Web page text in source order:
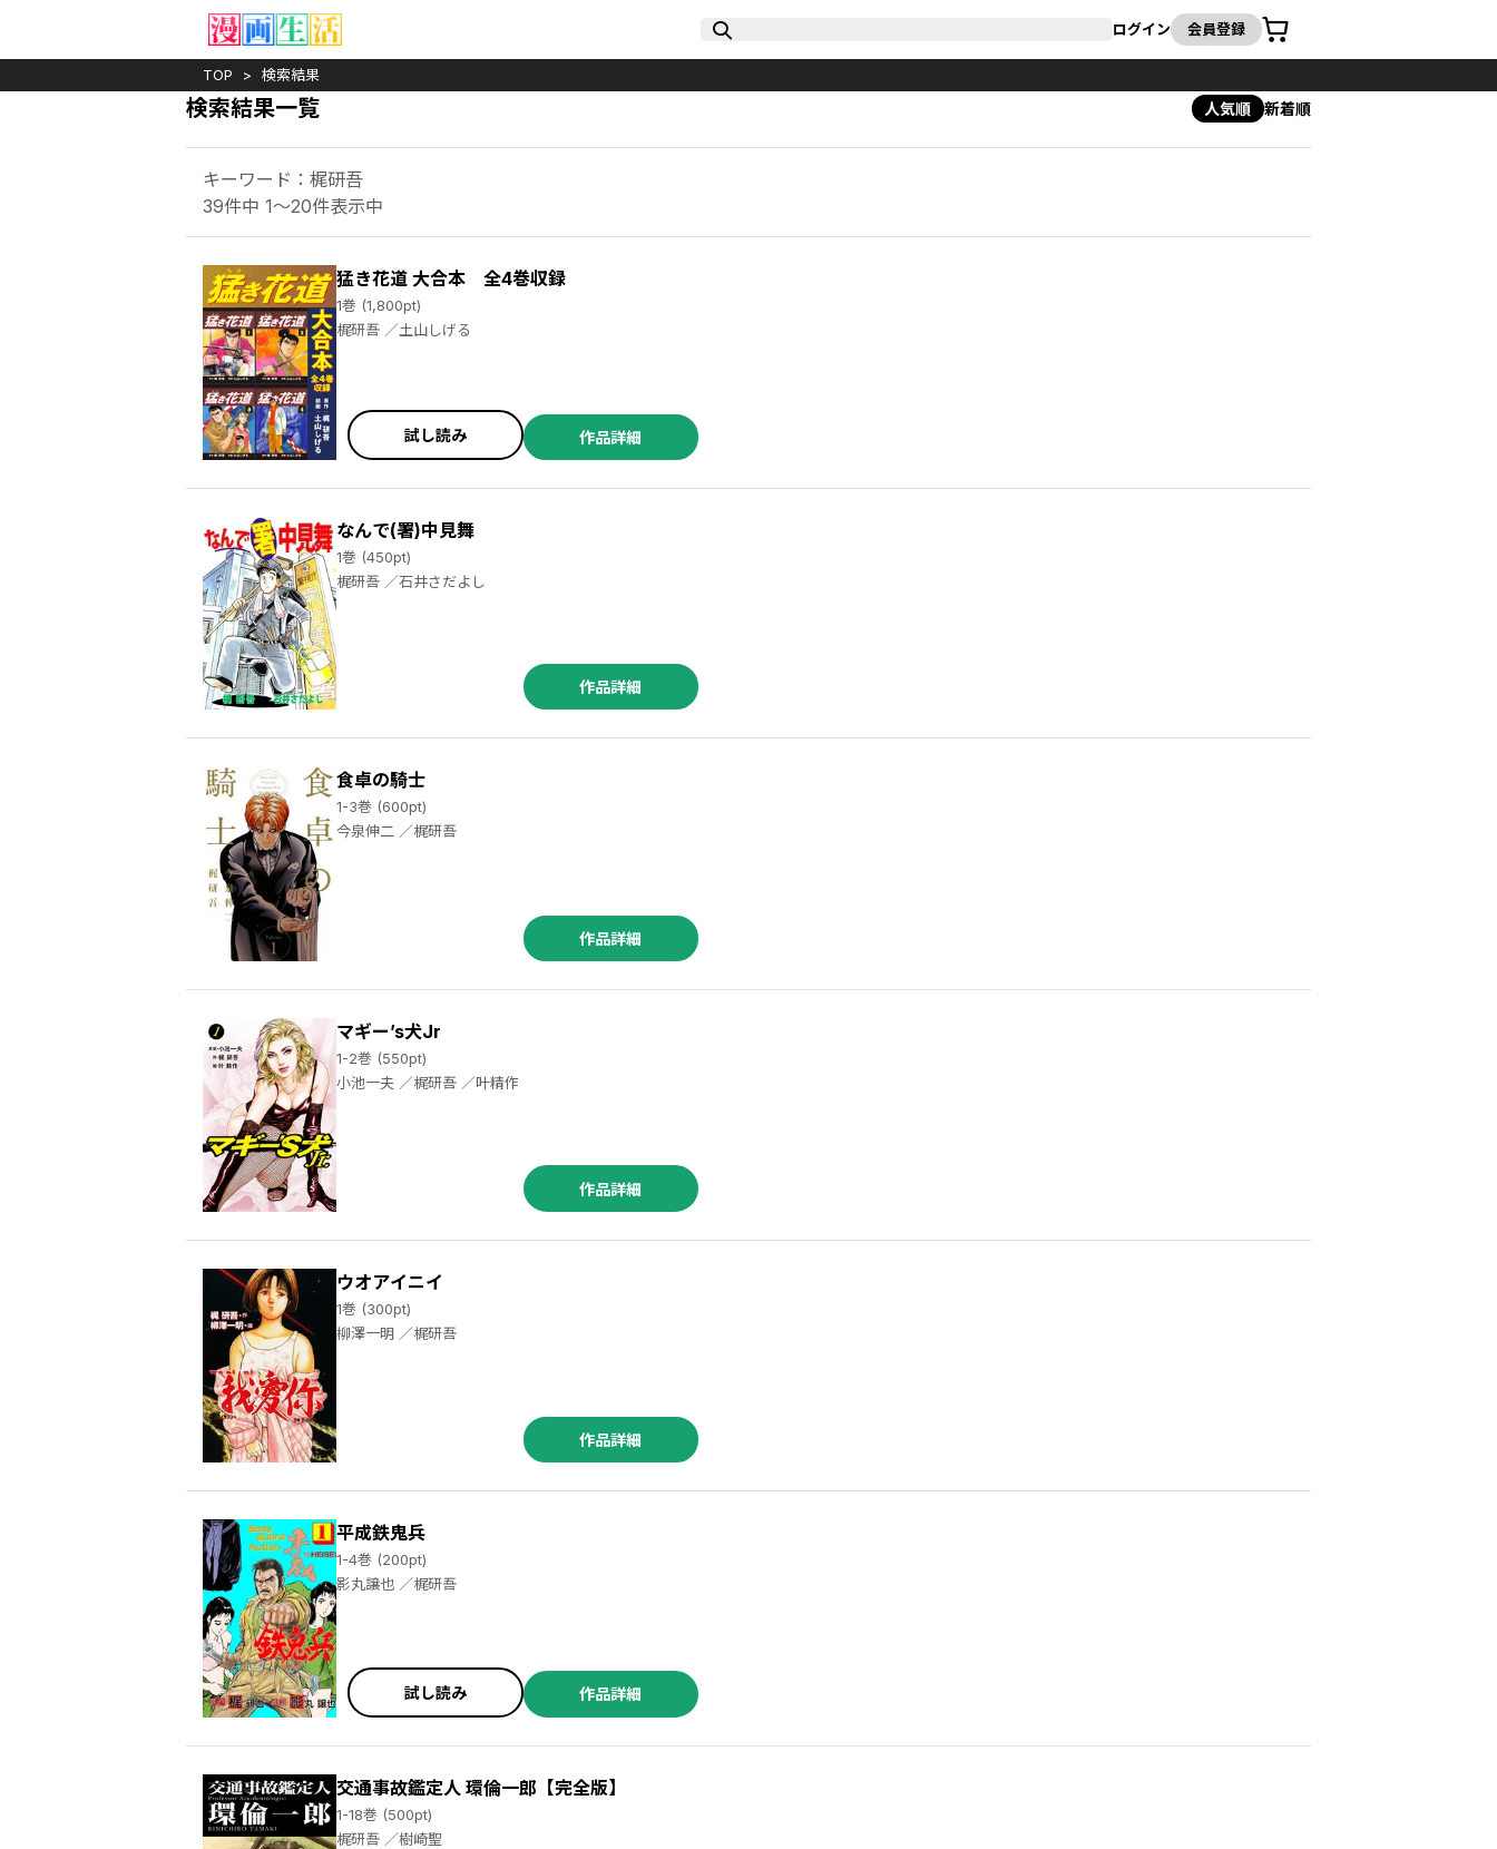
ログイン 会員登録
カート
TOP 検索結果
検索結果一覧 人気順 新着順
キーワード：梶研吾
39件中 1～20件表示中
猛き花道 大合本 全4巻収録
1巻 (1,800pt)
梶研吾 ／土山しげる
試し読み 作品詳細
なんで(署)中見舞
1巻 (450pt)
梶研吾 ／石井さだよし
作品詳細
食卓の騎士
1-3巻 (600pt)
今泉伸二 ／梶研吾
作品詳細
マギー’s犬Jr
1-2巻 (550pt)
小池一夫 ／梶研吾 ／叶精作
作品詳細
ウオアイニイ
1巻 (300pt)
柳澤一明 ／梶研吾
作品詳細
平成鉄鬼兵
1-4巻 (200pt)
影丸譲也 ／梶研吾
試し読み 作品詳細
交通事故鑑定人 環倫一郎【完全版】
1-18巻 (500pt)
梶研吾 ／樹崎聖